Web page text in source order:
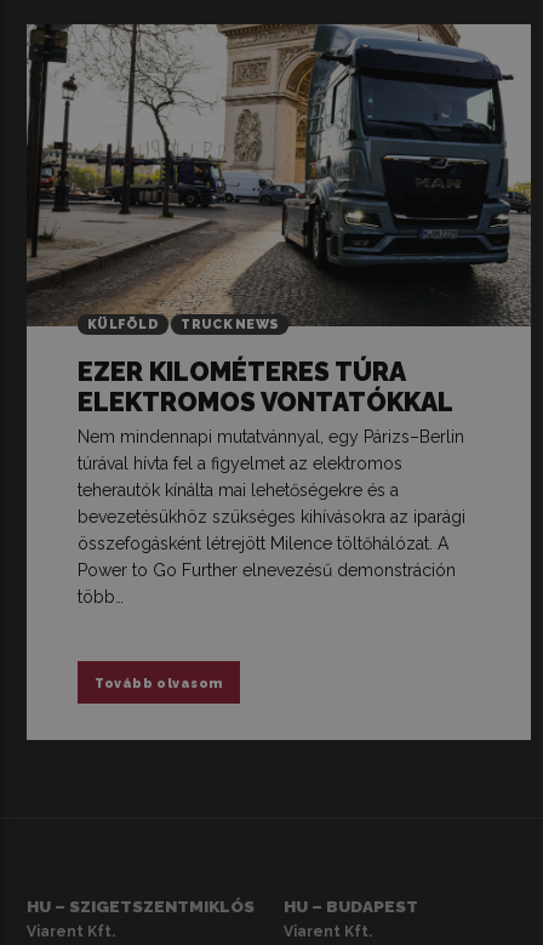
KÜLFÖLD TRUCK NEWS
EZER KILOMÉTERES TÚRA
ELEKTROMOS VONTATÓKKAL
Nem mindennapi mutatvánnyal, egy Párizs–Berlin
túrával hívta fel a figyelmet az elektromos
teherautók kínálta mai lehetőségekre és a
bevezetésükhöz szükséges kihívásokra az iparági
összefogásként létrejött Milence töltőhálózat. A
Power to Go Further elnevezésű demonstráción
több…
Tovább olvasom
HU – SZIGETSZENTMIKLÓS
Viarent Kft.
HU – BUDAPEST
Viarent Kft.